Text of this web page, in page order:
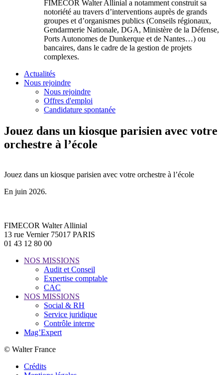
FIMECOR Walter Allinial a notamment construit sa
notoriété au travers d’interventions auprès de grands
groupes et d’organismes publics (Conseils régionaux,
Gendarmerie Nationale, DGA, Ministère de la Défense,
Ports Autonomes de Dunkerque et de Nantes…) ou
bancaires, dans le cadre de la gestion de projets
complexes.
Actualités
Nous rejoindre
Nous rejoindre
Offres d'emploi
Candidature spontanée
Jouez dans un kiosque parisien avec votre
orchestre à l’école
Jouez dans un kiosque parisien avec votre orchestre à l’école
En juin 2026.
FIMECOR Walter Allinial
13 rue Vernier 75017 PARIS
01 43 12 80 00
NOS MISSIONS
Audit et Conseil
Expertise comptable
CAC
NOS MISSIONS
Social & RH
Service juridique
Contrôle interne
Mag’Expert
© Walter France
Crédits